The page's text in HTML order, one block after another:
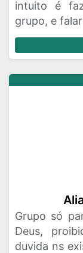
Rede Social
Vagas de
intuito é
grupo, e
Grupo só
Deus,
duvida ns